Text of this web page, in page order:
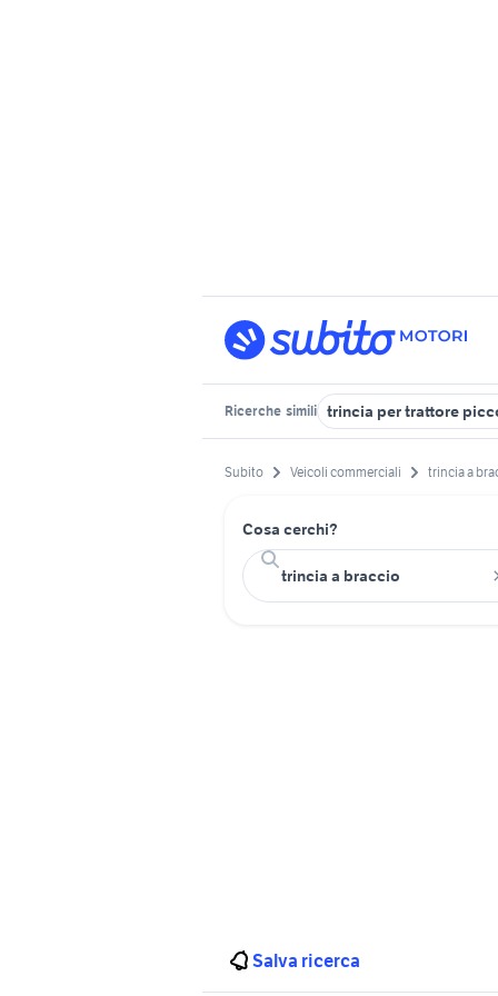
Ricerche simili trincia per trattore
Subito Veicoli commerciali trincia a
Cosa cerchi?
Salva ricerca